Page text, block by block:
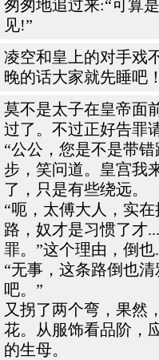
匆匆地追过来:“可算
见!”
凌空和皇上的对手戏
晚的话大家就先睡吧！
莫不是太子在皇帝面
过了。不过正好告罪
“公公，您是不是带
步，笑问道。皇宫我
了，只是有些绕远。
“呃，太傅大人，实
路，奴才是习惯了才
罪。”这个理由，倒也
“无事，这条路倒也
吧。”
又拐了两个弯，果然
花。从服饰看品阶，
的生母。